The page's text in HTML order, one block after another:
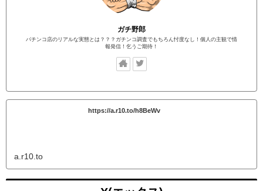
ガチ野郎
パチンコ店のリアルな実態とは？？？ガチンコ調査でもちろん忖度なし！個人の主観で情
報発信！乞うご期待！
https://a.r10.to/h8BeWv
a.r10.to